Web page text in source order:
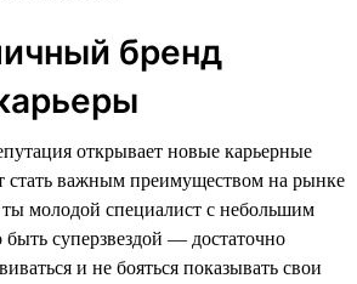
бренд
открывает новые карьерные
стать важным преимуществом на рынке
ты молодой специалист с небольшим
суперзвездой — достаточно
и не бояться показывать свои